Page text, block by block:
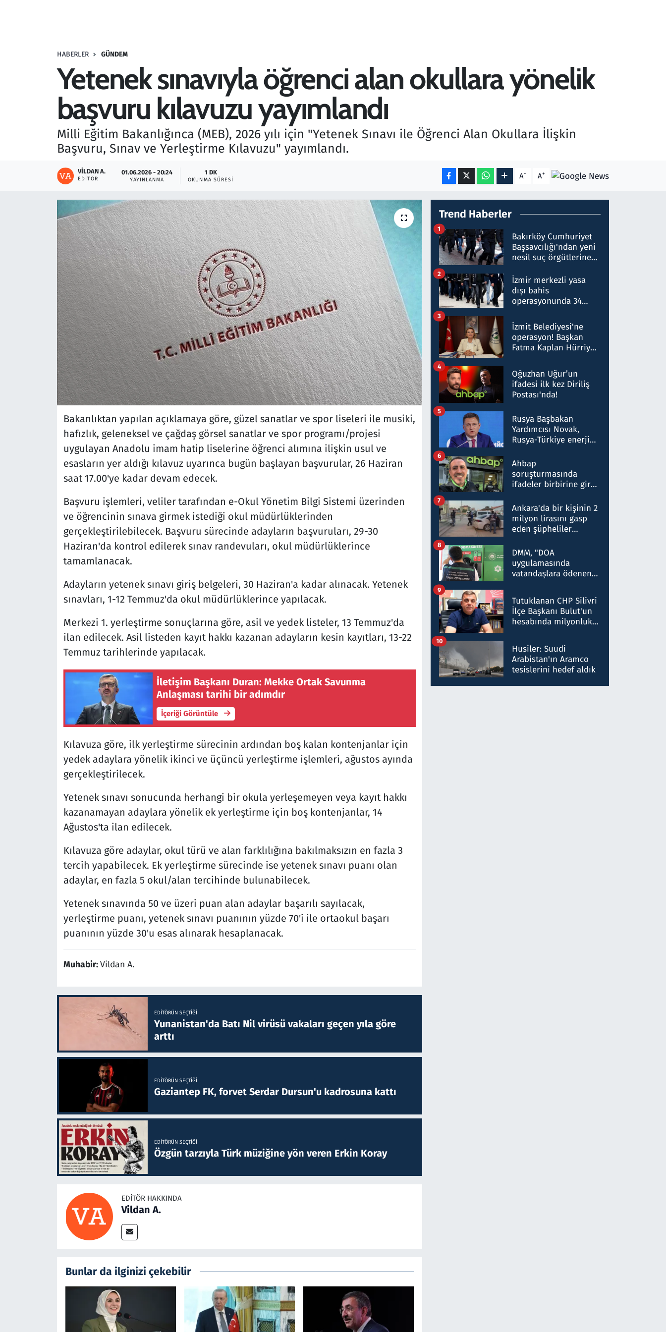
HABERLER GÜNDEM
Yetenek sınavıyla öğrenci alan okullara yönelik
başvuru kılavuzu yayımlandı
Milli Eğitim Bakanlığınca (MEB), 2026 yılı için "Yetenek Sınavı ile Öğrenci Alan Okullara İlişkin
Başvuru, Sınav ve Yerleştirme Kılavuzu" yayımlandı.
VILDAN A.
EDITÖR
01.06.2026 - 20:24
YAYINLANMA
1 DK
OKUNMA SÜRESI A- A+
Bakanlıktan yapılan açıklamaya göre, güzel sanatlar ve spor liseleri ile musiki,
hafızlık, geleneksel ve çağdaş görsel sanatlar ve spor programı/projesi
uygulayan Anadolu imam hatip liselerine öğrenci alımına ilişkin usul ve
esasların yer aldığı kılavuz uyarınca bugün başlayan başvurular, 26 Haziran
saat 17.00'ye kadar devam edecek.
Başvuru işlemleri, veliler tarafından e-Okul Yönetim Bilgi Sistemi üzerinden
ve öğrencinin sınava girmek istediği okul müdürlüklerinden
gerçekleştirilebilecek. Başvuru sürecinde adayların başvuruları, 29-30
Haziran'da kontrol edilerek sınav randevuları, okul müdürlüklerince
tamamlanacak.
Adayların yetenek sınavı giriş belgeleri, 30 Haziran'a kadar alınacak. Yetenek
sınavları, 1-12 Temmuz'da okul müdürlüklerince yapılacak.
Merkezi 1. yerleştirme sonuçlarına göre, asil ve yedek listeler, 13 Temmuz'da
ilan edilecek. Asil listeden kayıt hakkı kazanan adayların kesin kayıtları, 13-22
Temmuz tarihlerinde yapılacak.
İletişim Başkanı Duran: Mekke Ortak Savunma
Anlaşması tarihi bir adımdır
İçeriği Görüntüle
Kılavuza göre, ilk yerleştirme sürecinin ardından boş kalan kontenjanlar için
yedek adaylara yönelik ikinci ve üçüncü yerleştirme işlemleri, ağustos ayında
gerçekleştirilecek.
Yetenek sınavı sonucunda herhangi bir okula yerleşemeyen veya kayıt hakkı
kazanamayan adaylara yönelik ek yerleştirme için boş kontenjanlar, 14
Ağustos'ta ilan edilecek.
Kılavuza göre adaylar, okul türü ve alan farklılığına bakılmaksızın en fazla 3
tercih yapabilecek. Ek yerleştirme sürecinde ise yetenek sınavı puanı olan
adaylar, en fazla 5 okul/alan tercihinde bulunabilecek.
Yetenek sınavında 50 ve üzeri puan alan adaylar başarılı sayılacak,
yerleştirme puanı, yetenek sınavı puanının yüzde 70'i ile ortaokul başarı
puanının yüzde 30'u esas alınarak hesaplanacak.
Muhabir:Vildan A.
EDITÖRÜN SEÇTIĞI
Yunanistan'da Batı Nil virüsü vakaları geçen yıla göre
arttı
EDITÖRÜN SEÇTIĞI
Gaziantep FK, forvet Serdar Dursun'u kadrosuna kattı
EDITÖRÜN SEÇTIĞI
Özgün tarzıyla Türk müziğine yön veren Erkin Koray
EDITÖR HAKKINDA
Vildan A.
Bunlar da ilginizi çekebilir
Trend Haberler
Bakırköy Cumhuriyet
Başsavcılığı'ndan yeni
nesil suç örgütlerine
hakkında gözaltı kararı
1
İzmir merkezli yasa
dışı bahis
operasyonunda 34
Milyar liralık para
trafiği tespit edildi
2
İzmit Belediyesi'ne
operasyon! Başkan
Fatma Kaplan Hürriyet
3
Oğuzhan Uğur’un
ifadesi ilk kez Diriliş
Postası'nda!
4
Rusya Başbakan
Yardımcısı Novak,
Rusya-Türkiye enerji
nitelikte olduğunu
belirtti
5
Ahbap
soruşturmasında
ifadeler birbirine girdi:
ifadelerinden ortaya
çıkan tablo şok etti
6
Ankara'da bir kişinin 2
milyon lirasını gasp
eden şüpheliler
7
DMM, "DOA
uygulamasında
vatandaşlara ödenen
düşürüldüğü" iddiasını
yalanladı
8
Tutuklanan CHP Silivri
İlçe Başkanı Bulut'un
hesabında milyonluk
talimat verdi, ben
gönderdim
9
Husiler: Suudi
Arabistan'ın Aramco
tesislerini hedef aldık
10
Savunma Sanayi
Teknoloji ve Bilim
Televizyon